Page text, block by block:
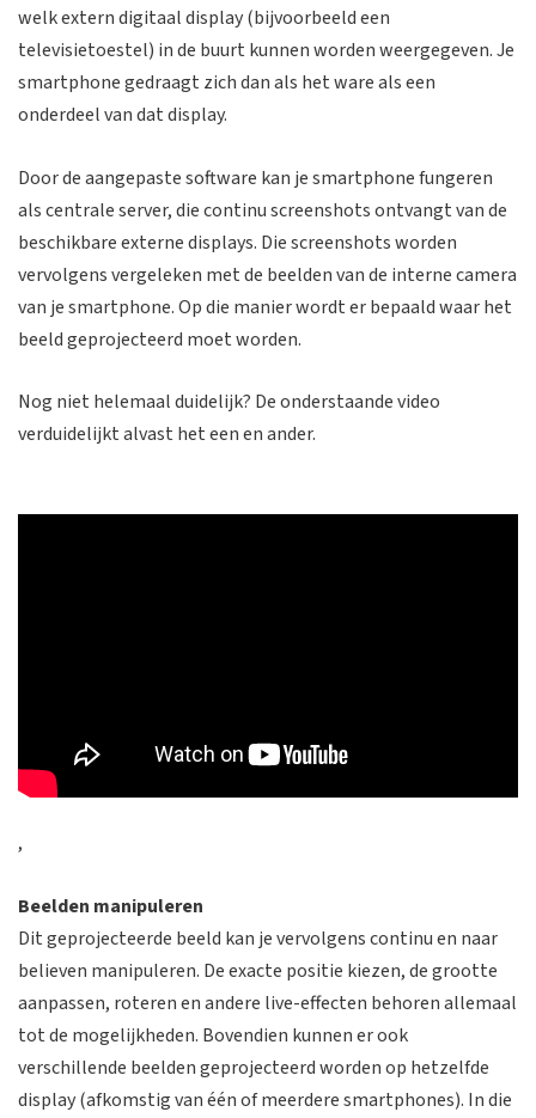
welk extern digitaal display (bijvoorbeeld een
televisietoestel) in de buurt kunnen worden weergegeven. Je
smartphone gedraagt zich dan als het ware als een
onderdeel van dat display.
Door de aangepaste software kan je smartphone fungeren
als centrale server, die continu screenshots ontvangt van de
beschikbare externe displays. Die screenshots worden
vervolgens vergeleken met de beelden van de interne camera
van je smartphone. Op die manier wordt er bepaald waar het
beeld geprojecteerd moet worden.
Nog niet helemaal duidelijk? De onderstaande video
verduidelijkt alvast het een en ander.
,
Beelden manipuleren
Dit geprojecteerde beeld kan je vervolgens continu en naar
believen manipuleren. De exacte positie kiezen, de grootte
aanpassen, roteren en andere live-effecten behoren allemaal
tot de mogelijkheden. Bovendien kunnen er ook
verschillende beelden geprojecteerd worden op hetzelfde
display (afkomstig van één of meerdere smartphones). In die